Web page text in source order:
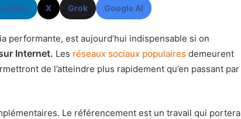
X Grok Google AI
performante, est aujourd’hui indispensable si on
Internet. Les réseaux sociaux populaires demeurent
de l’atteindre plus rapidement qu’en passant par
Le référencement est un travail qui portera